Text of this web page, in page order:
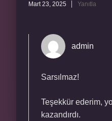
Mart 23, 2025 Yanıtla
admin
Sarsılmaz!
Teşekkür ederim,
kazandırdı.